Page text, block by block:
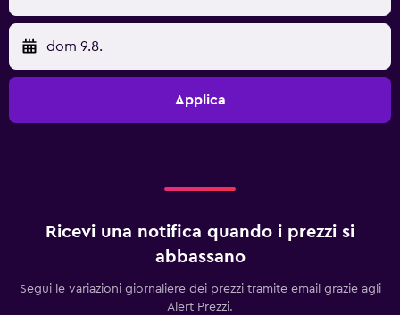
dom 9.8.
Applica
Ricevi una notifica quando i prezzi si
abbassano
Segui le variazioni giornaliere dei prezzi tramite email grazie agli
Alert Prezzi.